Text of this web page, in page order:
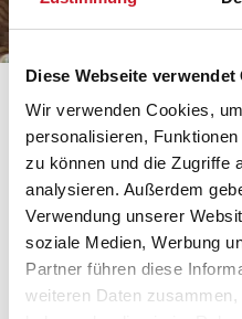
Diese Webseite verwendet
Wir verwenden Cookies,
personalisieren,
zu können und die Zugriffe
analysieren. Außerdem
Verwendung unserer
soziale Medien, Werbung
Partner führen diese
weiteren Daten
Löwe im Odense Zoo
mitten im Leben
Ein wenig Mut bedarf es
Baumwipfel zu begeben.
Baumwipfelpfad
Metern Höhe. Hoch oben
Sie auf 9 Plattformen, die
Hängebrücken
Sicherheitskonzept ist